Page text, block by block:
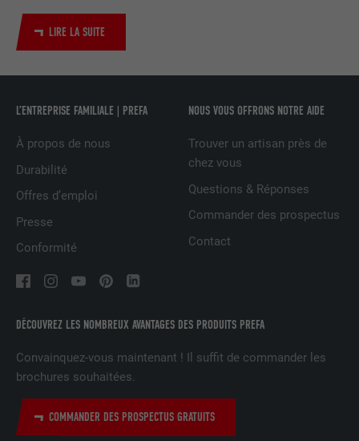
LIRE LA SUITE
DÉCOUVREZ LES NOMBREUX AVANTAGES DES PRODUITS PREFA
Convainquez-vous maintenant ! Il suffit de commander les
brochures souhaitées.
COMMANDER DES PROSPECTUS GRATUITS
L’ENTREPRISE FAMILIALE | PREFA
À propos de nous
Durabilité
Offres d’emploi
Presse
Conformité
NOUS VOUS OFFRONS NOTRE AIDE
Trouver un artisan près de
chez vous
Questions & Réponses
Commander des prospectus
Contact
FOURNISSEUR
Est utilisé pour suivre l'utilisateur sur
la publicité adaptée aux préférences de
NOM lidc
EXPIRATION 1 jour